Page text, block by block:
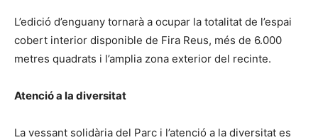
L’edició d’enguany tornarà a ocupar la totalitat de l’espai
cobert interior disponible de Fira Reus, més de 6.000
metres quadrats i l’amplia zona exterior del recinte.
Atenció a la diversitat
La vessant solidària del Parc i l’atenció a la diversitat es